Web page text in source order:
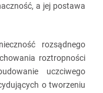
a jej postawa
rozsądnego
roztropności
uczciwego
o tworzeniu